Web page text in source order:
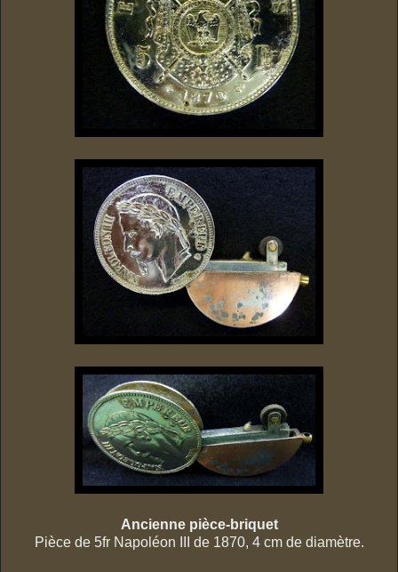
Ancienne pièce-briquet
Pièce de 5fr Napoléon III de 1870, 4 cm de diamètre.